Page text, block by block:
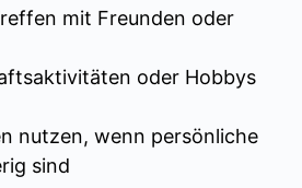
mit Freunden oder
oder Hobbys
nutzen, wenn persönliche
sind